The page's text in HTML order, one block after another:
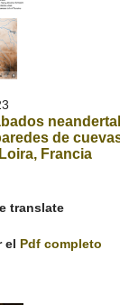
de
Francia
translate
el Pdf completo